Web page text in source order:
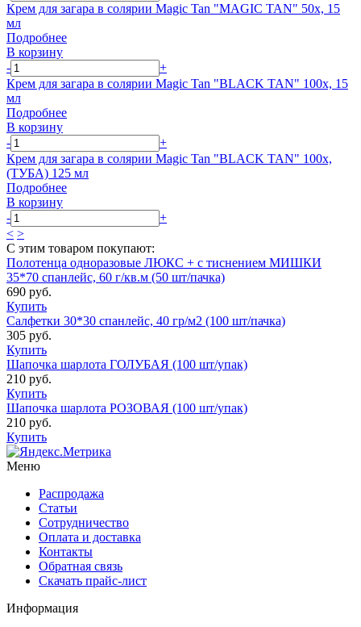
Крем для загара в солярии Magic Tan "MAGIC TAN" 50х, 15
мл
Подробнее
В корзину
-
+
Крем для загара в солярии Magic Tan "BLACK TAN" 100х, 15
мл
Подробнее
В корзину
-
+
Крем для загара в солярии Magic Tan "BLACK TAN" 100х,
(ТУБА) 125 мл
Подробнее
В корзину
-
+
< >
С этим товаром покупают:
Полотенца одноразовые ЛЮКС + с тиснением МИШКИ
35*70 спанлейс, 60 г/кв.м (50 шт/пачка)
690 руб.
Купить
Салфетки 30*30 спанлейс, 40 гр/м2 (100 шт/пачка)
305 руб.
Купить
Шапочка шарлота ГОЛУБАЯ (100 шт/упак)
210 руб.
Купить
Шапочка шарлота РОЗОВАЯ (100 шт/упак)
210 руб.
Купить
Меню
Распродажа
Статьи
Сотрудничество
Оплата и доставка
Контакты
Обратная связь
Скачать прайс-лист
Информация